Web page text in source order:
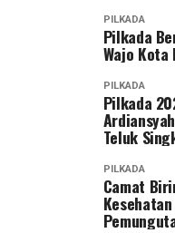
PILKADA
Pilkada
Wajo Kota
PILKADA
Pilkada
Teluk
PILKADA
Camat